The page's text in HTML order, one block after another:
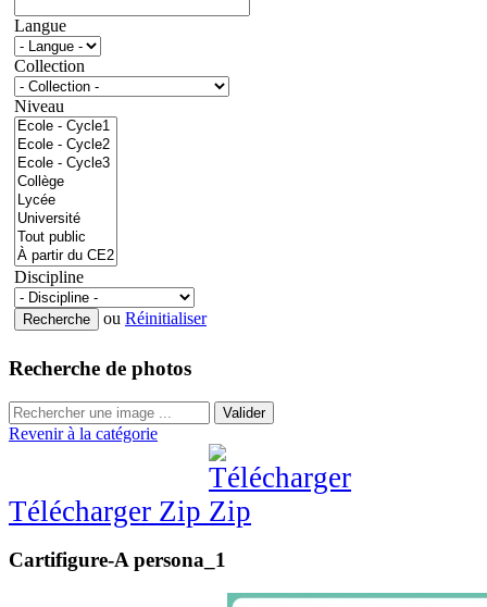
Langue
Collection
Niveau
Discipline
ou Réinitialiser
Recherche de photos
Valider
Revenir à la catégorie
Télécharger Zip
Cartifigure-A persona_1